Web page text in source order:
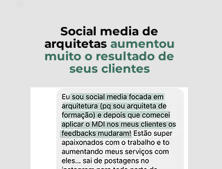
Social media de
arquitetas aumentou
muito o resultado de
seus clientes